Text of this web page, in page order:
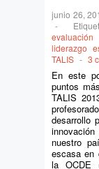
junio 26,
-
liderazgo
TALIS - 3
En este
puntos
TALIS
desarrollo
nuestro
escasa en
la OCDE